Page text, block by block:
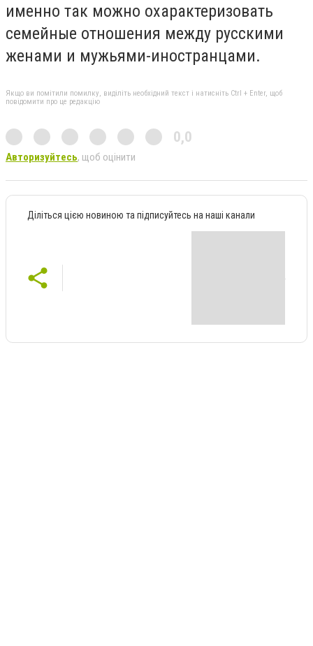
именно так можно охарактеризовать
семейные отношения между русскими
женами и мужьями-иностранцами.
Якщо ви помітили помилку, виділіть необхідний текст і натисніть Ctrl + Enter, щоб
повідомити про це редакцію
0,0
Авторизуйтесь, щоб оцінити
Діліться цією новиною та підписуйтесь на наші канали